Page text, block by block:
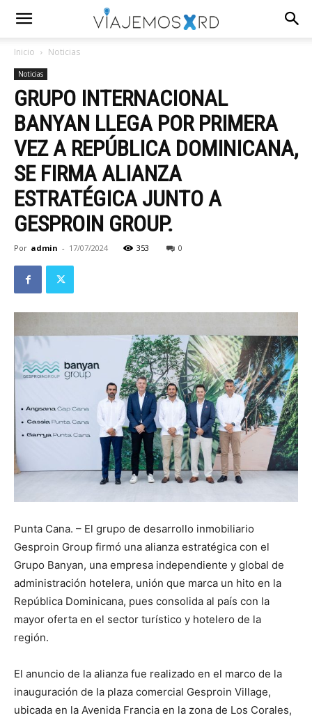
Inicio Noticias
Noticias
GRUPO INTERNACIONAL
BANYAN LLEGA POR PRIMERA
VEZ A REPÚBLICA DOMINICANA,
SE FIRMA ALIANZA
ESTRATÉGICA JUNTO A
GESPROIN GROUP.
Por admin - 17/07/2024 353 0
Punta Cana. – El grupo de desarrollo inmobiliario
Gesproin Group firmó una alianza estratégica con el
Grupo Banyan, una empresa independiente y global de
administración hotelera, unión que marca un hito en la
República Dominicana, pues consolida al país con la
mayor oferta en el sector turístico y hotelero de la
región.
El anuncio de la alianza fue realizado en el marco de la
inauguración de la plaza comercial Gesproin Village,
ubicada en la Avenida Francia en la zona de Los Corales,